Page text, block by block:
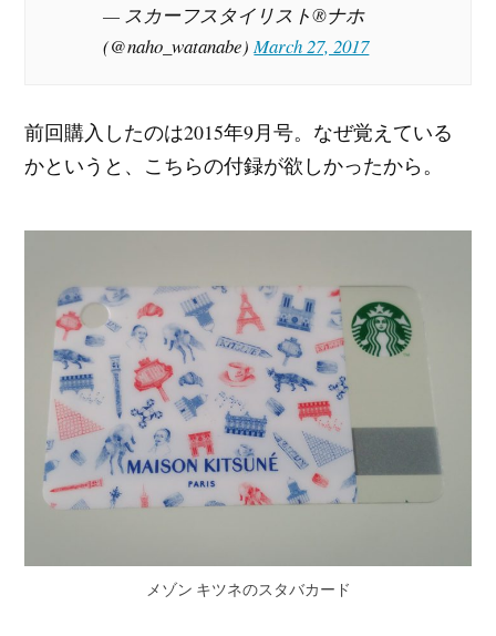
— スカーフスタイリスト®ナホ
(@naho_watanabe)March 27, 2017
前回購入したのは2015年9月号。なぜ覚えている
かというと、こちらの付録が欲しかったから。
メゾン キツネのスタバカード